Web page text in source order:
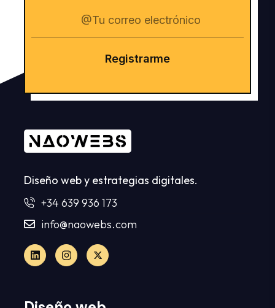
Registrarme
Diseño web y estrategias digitales.
+34 639 936 173
info@naowebs.com